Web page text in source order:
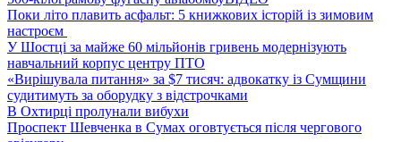
Поки літо плавить асфальт: 5 книжкових історій із зимовим
настроєм
У Шостці за майже 60 мільйонів гривень модернізують
навчальний корпус центру ПТО
«Вирішувала питання» за $7 тисяч: адвокатку із Сумщини
судитимуть за оборудку з відстрочками
В Охтирці пролунали вибухи
Проспект Шевченка в Сумах оговтується після чергового